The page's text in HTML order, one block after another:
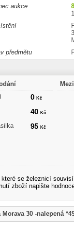
aukce
předmětu
0Kč
40Kč
95Kč
se železnicí
zboží napište
30 -nalepená